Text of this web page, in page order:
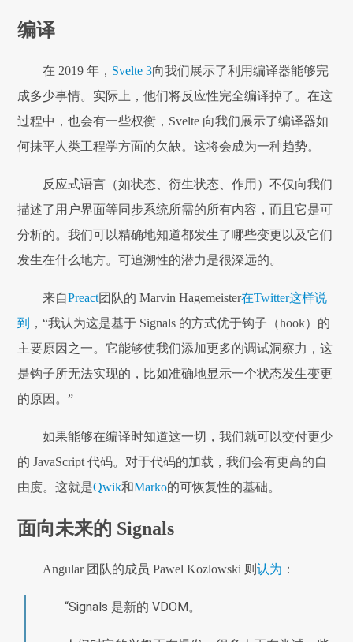
编译
在 2019 年， Svelte 3向我们展示了利用编译器能够完
成多少事情。实际上，他们将反应性完全编译掉了。在这
过程中，也会有一些权衡，Svelte 向我们展示了编译器如
何抹平人类工程学方面的欠缺。这将会成为一种趋势。
反应式语言（如状态、衍生状态、作用）不仅向我们
描述了用户界面等同步系统所需的所有内容，而且它是可
分析的。我们可以精确地知道都发生了哪些变更以及它们
发生在什么地方。可追溯性的潜力是很深远的。
来自Preact团队的 Marvin Hagemeister在Twitter这样说
到
，“我认为这是基于 Signals 的方式优于钩子（hook）的
主要原因之一。它能够使我们添加更多的调试洞察力，这
是钩子所无法实现的，比如准确地显示一个状态发生变更
的原因。”
如果能够在编译时知道这一切，我们就可以交付更少
的 JavaScript 代码。对于代码的加载，我们会有更高的自
由度。这就是Qwik和Marko的可恢复性的基础。
面向未来的 Signals
Angular 团队的成员 Pawel Kozlowski 则认为 ：
“Signals 是新的 VDOM。